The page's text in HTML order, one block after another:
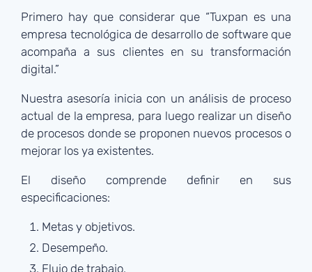
Primero hay que considerar que “Tuxpan es una
empresa tecnológica de desarrollo de software que
acompaña a sus clientes en su transformación
digital.”
Nuestra asesoría inicia con un análisis de proceso
actual de la empresa, para luego realizar un diseño
de procesos donde se proponen nuevos procesos o
mejorar los ya existentes.
El diseño comprende definir en sus
especificaciones:
Metas y objetivos.
Desempeño.
Flujo de trabajo.